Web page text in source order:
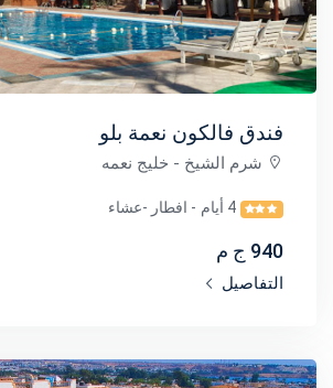
فندق فالكون نعمة بلو
شرم الشيخ - خليج نعمه
4 أيام - افطار -عشاء
940 ج م
التفاصيل